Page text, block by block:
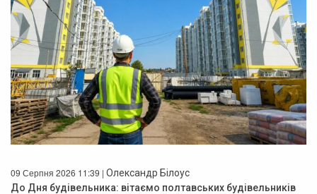
09 Серпня 2026 11:39 | Олександр Білоус
До Дня будівельника: вітаємо полтавських будівельників